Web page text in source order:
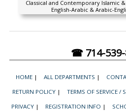
Classical and Contemporary Islamic
English-Arabic & Arabic-
☎ 714-539-
HOME | ALL DEPARTMENTS |
RETURN POLICY | TERMS OF SERVICE /
PRIVACY | REGISTRATION INFO |